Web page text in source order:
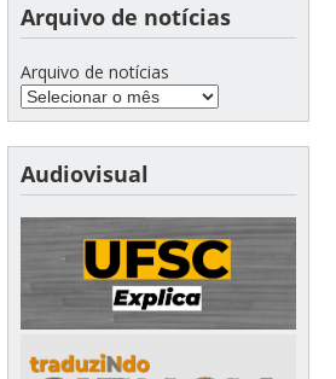
Arquivo de notícias
Arquivo de notícias
Audiovisual